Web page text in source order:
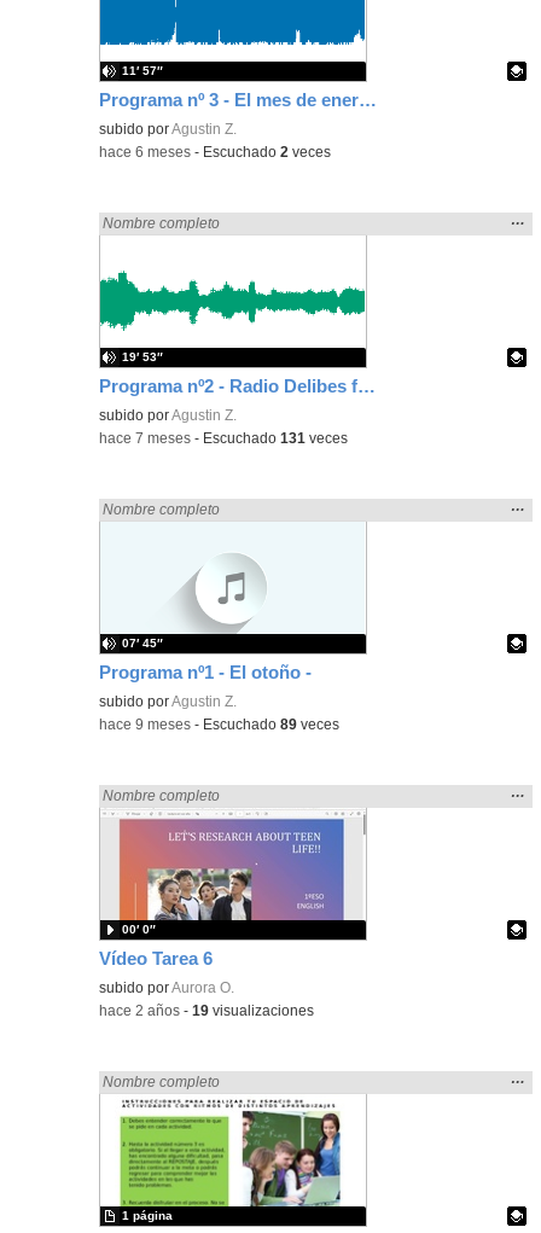
Programa nº 3 - El mes de enero y la Paz -
Contenido educativo.
subido porAgustin Z.
11′ 57″
-hace 6 meses - Escuchado2 veces
Programa nº2 - Radio Delibes frecuencia, Feliz Navidad -
Encontrado «zaragoza» en:
Nombre completo
la
…
Contenido educativo.
subido porAgustin Z.
19′ 53″
-hace 7 meses - Escuchado131 veces
Programa nº1 - El otoño -
Encontrado «zaragoza» en:
Nombre completo
la
…
Contenido educativo.
subido porAgustin Z.
07′ 45″
-hace 9 meses - Escuchado89 veces
Vídeo Tarea 6
Encontrado «zaragoza» en:
Nombre completo
la
…
Contenido educativo.
subido porAurora O.
00′ 0″
-hace 2 años -19 visualizaciones
Encontrado «zaragoza» en:
Nombre completo
la
…
1 página